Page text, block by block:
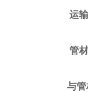
运输
管材
与管